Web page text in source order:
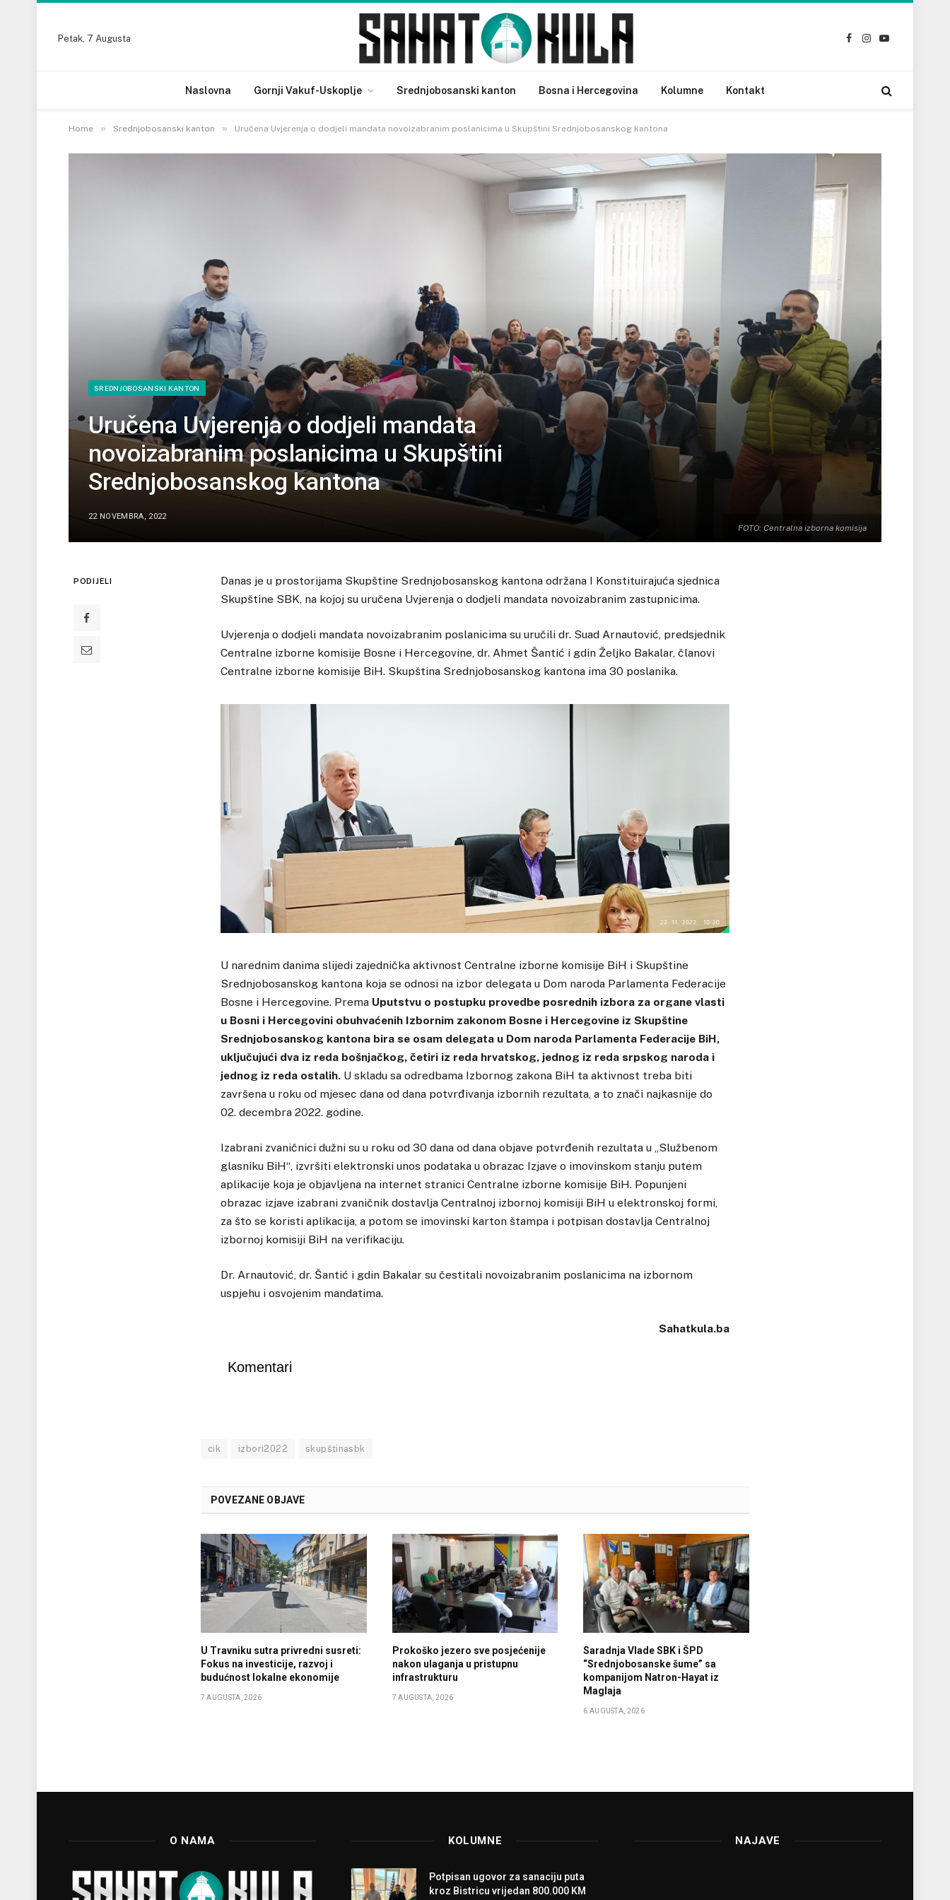
Petak, 7 Augusta
Facebook
Instagram
YouTube
Naslovna Gornji Vakuf-Uskoplje Srednjobosanski kanton Bosna i Hercegovina Kolumne Kontakt
Home » Srednjobosanski kanton » Uručena Uvjerenja o dodjeli mandata novoizabranim poslanicima u Skupštini Srednjobosanskog kantona
FOTO: Centralna izborna komisija
SREDNJOBOSANSKI KANTON
Uručena Uvjerenja o dodjeli mandata
novoizabranim poslanicima u Skupštini
Srednjobosanskog kantona
22 NOVEMBRA, 2022
PODIJELI
Danas je u prostorijama Skupštine Srednjobosanskog kantona održana I Konstituirajuća sjednica
Skupštine SBK, na kojoj su uručena Uvjerenja o dodjeli mandata novoizabranim zastupnicima.
Uvjerenja o dodjeli mandata novoizabranim poslanicima su uručili dr. Suad Arnautović, predsjednik
Centralne izborne komisije Bosne i Hercegovine, dr. Ahmet Šantić i gdin Željko Bakalar, članovi
Centralne izborne komisije BiH. Skupština Srednjobosanskog kantona ima 30 poslanika.
U narednim danima slijedi zajednička aktivnost Centralne izborne komisije BiH i Skupštine
Srednjobosanskog kantona koja se odnosi na izbor delegata u Dom naroda Parlamenta Federacije
Bosne i Hercegovine. Prema Uputstvu o postupku provedbe posrednih izbora za organe vlasti
u Bosni i Hercegovini obuhvaćenih Izbornim zakonom Bosne i Hercegovine iz Skupštine
Srednjobosanskog kantona bira se osam delegata u Dom naroda Parlamenta Federacije BiH,
uključujući dva iz reda bošnjačkog, četiri iz reda hrvatskog, jednog iz reda srpskog naroda i
jednog iz reda ostalih. U skladu sa odredbama Izbornog zakona BiH ta aktivnost treba biti
završena u roku od mjesec dana od dana potvrđivanja izbornih rezultata, a to znači najkasnije do
02. decembra 2022. godine.
Izabrani zvaničnici dužni su u roku od 30 dana od dana objave potvrđenih rezultata u „Službenom
glasniku BiH“, izvršiti elektronski unos podataka u obrazac Izjave o imovinskom stanju putem
aplikacije koja je objavljena na internet stranici Centralne izborne komisije BiH. Popunjeni
obrazac izjave izabrani zvaničnik dostavlja Centralnoj izbornoj komisiji BiH u elektronskoj formi,
za što se koristi aplikacija, a potom se imovinski karton štampa i potpisan dostavlja Centralnoj
izbornoj komisiji BiH na verifikaciju.
Dr. Arnautović, dr. Šantić i gdin Bakalar su čestitali novoizabranim poslanicima na izbornom
uspjehu i osvojenim mandatima.
Sahatkula.ba
Komentari
cik izbori2022 skupštinasbk
POVEZANE OBJAVE
U Travniku sutra privredni susreti:
Fokus na investicije, razvoj i
budućnost lokalne ekonomije
7 AUGUSTA, 2026
Prokoško jezero sve posjećenije
nakon ulaganja u pristupnu
infrastrukturu
7 AUGUSTA, 2026
Saradnja Vlade SBK i ŠPD
“Srednjobosanske šume” sa
kompanijom Natron-Hayat iz
Maglaja
6 AUGUSTA, 2026
O NAMA KOLUMNE
Potpisan ugovor za sanaciju puta
kroz Bistricu vrijedan 800.000 KM
NAJAVE